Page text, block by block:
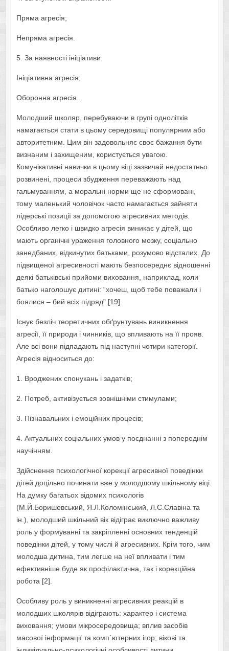
Пряма агресія;
Непряма агресія.
5. За наявності ініціативи:
Ініціативна агресія;
Оборонна агресія.
Молодший школяр, перебуваючи в групі однолітків
намагається стати в цьому середовищі популярним або
авторитетним. Цим він задовольняє своє бажання бути
визнаним і захищеним, користується увагою.
Комунікативні навички в цьому віці зазвичай недостатньо
розвинені, процеси збудження переважають над
гальмуванням, а моральні норми ще не сформовані,
тому маленький чоловічок часто намагається зайняти
лідерські позиції за допомогою агресивних методів.
Особливо легко і швидко агресія виникає у дітей, що
мають органічні ураження головного мозку, соціально
занедбаних, відкинутих батьками, розумово відсталих. До
підвищеної агресивності мають безпосереднє відношенні
деякі батьківські прийоми виховання, наприклад, коли
батько наголошує дитині: “хочеш, щоб тебе поважали і
боялися – бий всіх підряд” [19].
Існує безліч теоретичних обґрунтувань виникнення
агресії, її природи і чинників, що впливають на її прояв.
Але всі вони підпадають під наступні чотири категорії.
Агресія відноситься до:
1. Вроджених спонукань і задатків;
2. Потреб, активізується зовнішніми стимулами;
3. Пізнавальних і емоційних процесів;
4. Актуальних соціальних умов у поєднанні з попереднім
научінням.
Здійснення психологічної корекції агресивної поведінки
дітей доцільно починати вже у молодшому шкільному віці.
На думку багатьох відомих психологів
(М.Й.Боришевський, Я.Л.Коломінський, Л.С.Славіна та
ін.), молодший шкільний вік відіграє виключно важливу
роль у формуванні та закріпленні основних тенденцій
поведінки дітей, у тому числі й агресивних. Крім того, чим
молодша дитина, тим легше на неї впливати і тим
ефективніше буде як профілактична, так і корекційна
робота [2].
Особливу роль у виникненні агресивних реакцій в
молодших школярів відіграють: характер і система
виховання; умови мікросередовища; вплив засобів
масової інформації та комп´ютерних ігор; вікові та